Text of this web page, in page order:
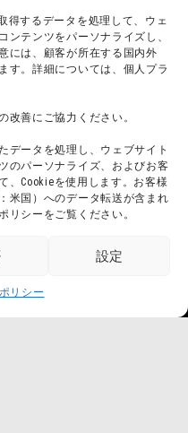
得するデータを処理して、ウェ
ンテンツをパーソナライズし、
には、顧客が所在する国内外
す。詳細については、個人プラ
改善にご協力ください。
データを処理し、ウェブサイト
のパーソナライズ、およびお客
、Cookieを使用します。お客様
米国）へのデータ転送が含まれ
リシーをご覧ください。
設定
リシー
ディア掲載実績
社概要
タッフ募集